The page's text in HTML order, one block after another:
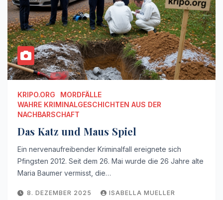
KRIPO.ORG
MORDFÄLLE
WAHRE KRIMINALGESCHICHTEN AUS DER
NACHBARSCHAFT
Das Katz und Maus Spiel
Ein nervenaufreibender Kriminalfall ereignete sich
Pfingsten 2012. Seit dem 26. Mai wurde die 26 Jahre alte
Maria Baumer vermisst, die…
8. DEZEMBER 2025 ISABELLA MUELLER